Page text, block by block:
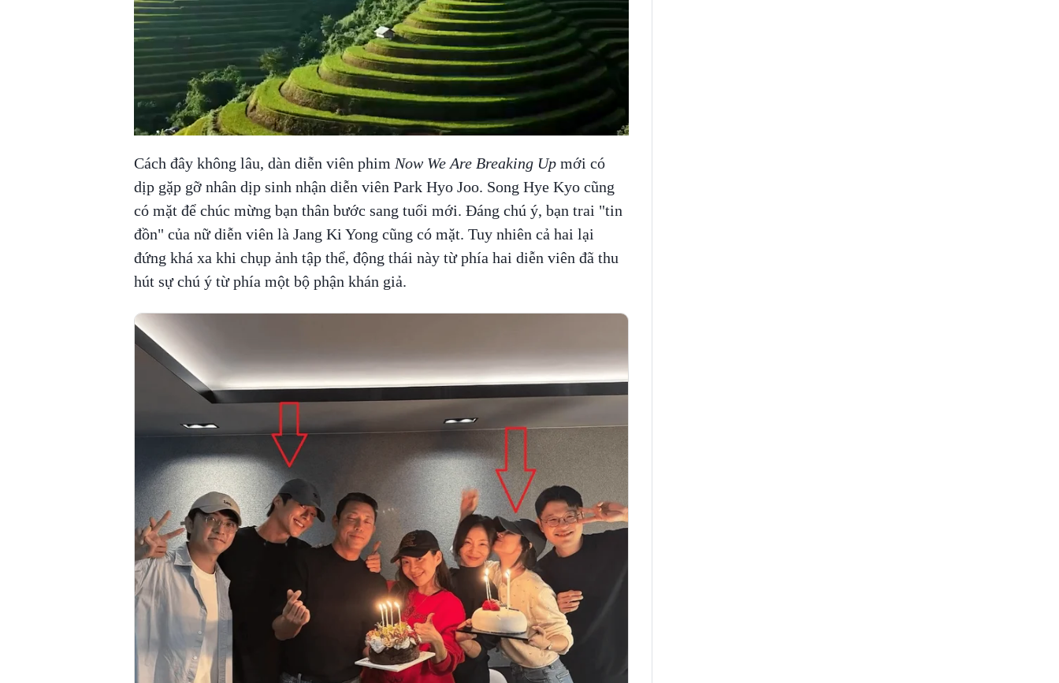
Cách đây không lâu, dàn diễn viên phim Now We Are Breaking Up mới có
dịp gặp gỡ nhân dịp sinh nhận diễn viên Park Hyo Joo. Song Hye Kyo cũng
có mặt để chúc mừng bạn thân bước sang tuổi mới. Đáng chú ý, bạn trai "tin
đồn" của nữ diễn viên là Jang Ki Yong cũng có mặt. Tuy nhiên cả hai lại
đứng khá xa khi chụp ảnh tập thể, động thái này từ phía hai diễn viên đã thu
hút sự chú ý từ phía một bộ phận khán giả.